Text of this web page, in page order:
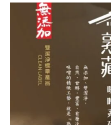
原
始
價
格：
NT$740。 NT$655。